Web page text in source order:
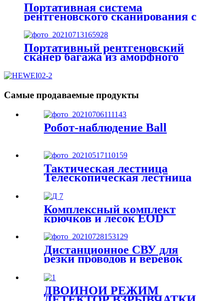
Портативная система
рентгеновского сканирования с
детектором из аморфного
кремния
Портативный рентгеновский
сканер багажа из аморфного
безопасности
Самые продаваемые продукты
Робот-наблюдение Ball
Тактическая лестница
Телескопическая лестница
Комплексный комплект
крючков и лесок EOD
Дистанционное СВУ для
резки проводов и веревок
ДВОЙНОЙ РЕЖИМ